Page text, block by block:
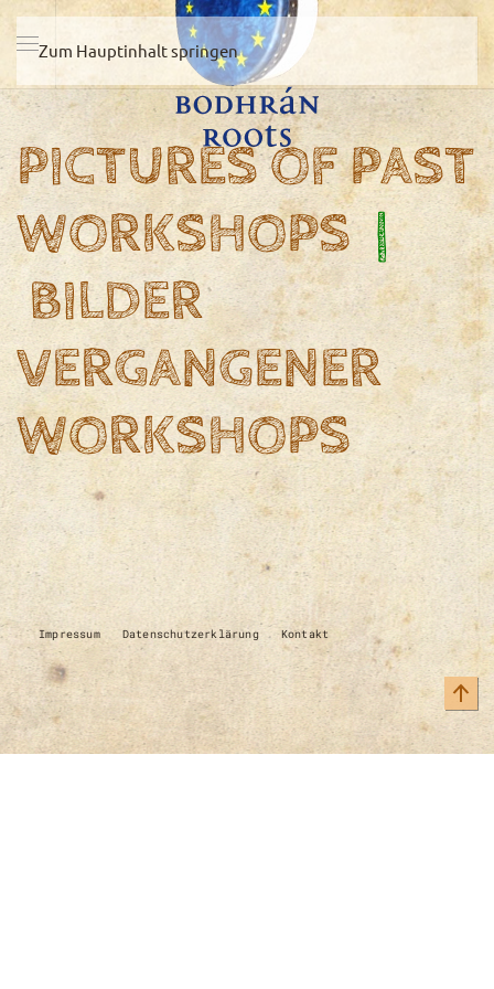
Zum Hauptinhalt springen
PICTURES OF PAST
WORKSHOPS|
BILDER
VERGANGENER
WORKSHOPS
Impressum Datenschutzerklärung Kontakt